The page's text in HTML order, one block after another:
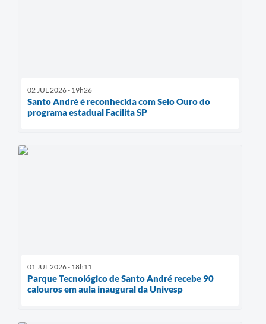
02 JUL 2026 - 19h26
Santo André é reconhecida com Selo Ouro do
programa estadual Facilita SP
01 JUL 2026 - 18h11
Parque Tecnológico de Santo André recebe 90
calouros em aula inaugural da Univesp